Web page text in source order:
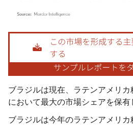
画像 © Mordor Intelligence。再利用にはCC
ブラジルは現在、ラテンアメリ
において最大の市場シェアを保有
ブラジルは今年のラテンアメリ